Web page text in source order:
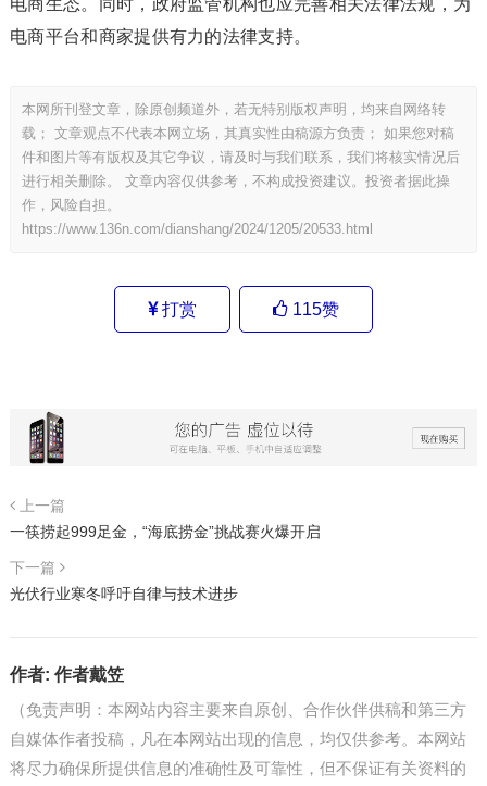
电商生态。同时，政府监管机构也应完善相关法律法规，为
电商平台和商家提供有力的法律支持。
本网所刊登文章，除原创频道外，若无特别版权声明，均来自网络转
载； 文章观点不代表本网立场，其真实性由稿源方负责； 如果您对稿
件和图片等有版权及其它争议，请及时与我们联系，我们将核实情况后
进行相关删除。 文章内容仅供参考，不构成投资建议。投资者据此操
作，风险自担。
https://www.136n.com/dianshang/2024/1205/20533.html
打赏 115赞
上一篇
一筷捞起999足金，“海底捞金”挑战赛火爆开启
下一篇
光伏行业寒冬呼吁自律与技术进步
作者: 作者戴笠
（免责声明：本网站内容主要来自原创、合作伙伴供稿和第三方
自媒体作者投稿，凡在本网站出现的信息，均仅供参考。本网站
将尽力确保所提供信息的准确性及可靠性，但不保证有关资料的